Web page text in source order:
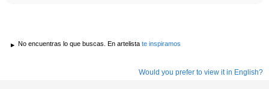
No encuentras lo que buscas. En artelista te inspiramos
Would you prefer to view it in English?